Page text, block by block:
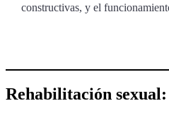
constructivas, y el
Rehabilitación sexual: